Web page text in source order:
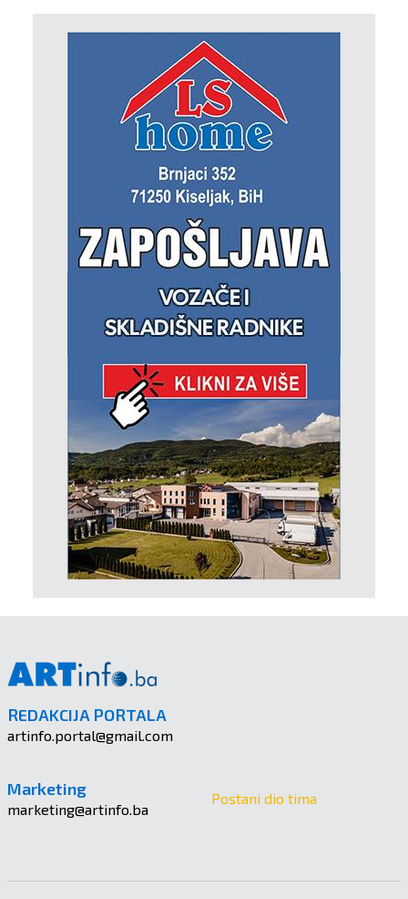
REDAKCIJA PORTALA
artinfo.portal@gmail.com
Marketing
marketing@artinfo.ba
Postani dio tima